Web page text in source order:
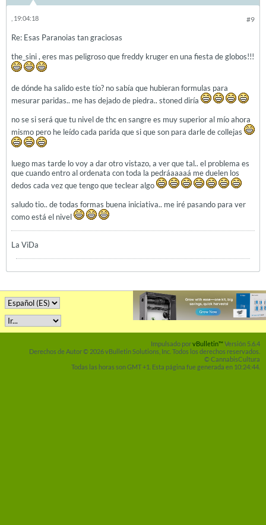
#9
, 19:04:18
Re: Esas Paranoias tan graciosas
the_sini , eres mas peligroso que freddy kruger en una fiesta de globos!!!
de dónde ha salido este tío? no sabía que hubieran formulas para
mesurar paridas.. me has dejado de piedra.. stoned diría
no se si será que tu nivel de thc en sangre es muy superior al mío ahora
mismo pero he leído cada parida que si que son para darle de collejas
luego mas tarde lo voy a dar otro vistazo, a ver que tal.. el problema es
que cuando entro al ordenata con toda la pedráaaaaá me duelen los
dedos cada vez que tengo que teclear algo
saludo tio.. de todas formas buena iniciativa.. me iré pasando para ver
como está el nivel
La ViDa
Impulsado porvBulletin™Versión 5.6.4
Derechos de Autor © 2026 vBulletin Solutions, Inc. Todos los derechos reservados.
© CannabisCultura
Todas las horas son GMT +1. Esta página fue generada en 10:24:44.